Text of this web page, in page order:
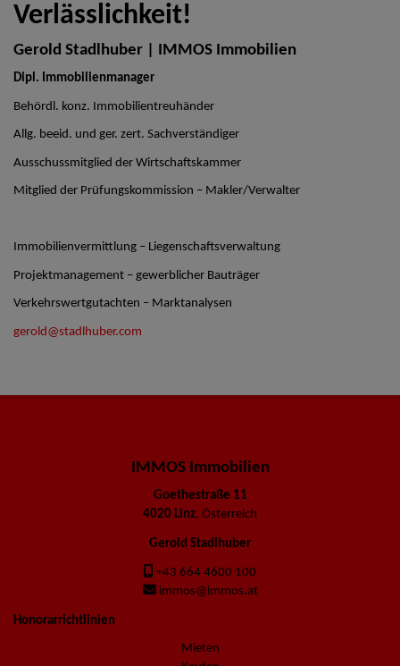
Verlässlichkeit!
Gerold Stadlhuber | IMMOS Immobilien
Dipl. Immobilienmanager
Behördl. konz. Immobilientreuhänder
Allg. beeid. und ger. zert. Sachverständiger
Ausschussmitglied der Wirtschaftskammer
Mitglied der Prüfungskommission – Makler/Verwalter
Immobilienvermittlung – Liegenschaftsverwaltung
Projektmanagement – gewerblicher Bauträger
Verkehrswertgutachten – Marktanalysen
gerold@stadlhuber.com
IMMOS Immobilien
Goethestraße 11
4020 Linz, Österreich
Gerold Stadlhuber
+43 664 4600 100
immos@immos.at
Honorarrichtlinien
Mieten